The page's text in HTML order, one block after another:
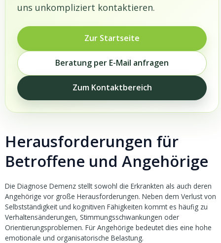
uns unkompliziert kontaktieren.
Zur Startseite
Beratung per E-Mail anfragen
Zum Kontaktbereich
Herausforderungen für
Betroffene und Angehörige
Die Diagnose Demenz stellt sowohl die Erkrankten als auch deren
Angehörige vor große Herausforderungen. Neben dem Verlust von
Selbstständigkeit und kognitiven Fähigkeiten kommt es häufig zu
Verhaltensänderungen, Stimmungsschwankungen oder
Orientierungsproblemen. Für Angehörige bedeutet dies eine hohe
emotionale und organisatorische Belastung.